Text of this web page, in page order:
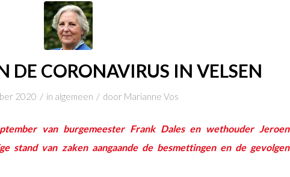
DE CORONAVIRUS IN VELSEN
2020 / in algemeen / door Marianne Vos
van burgemeester Frank Dales en wethouder Jeroen
stand van zaken aangaande de besmettingen en de gevolgen